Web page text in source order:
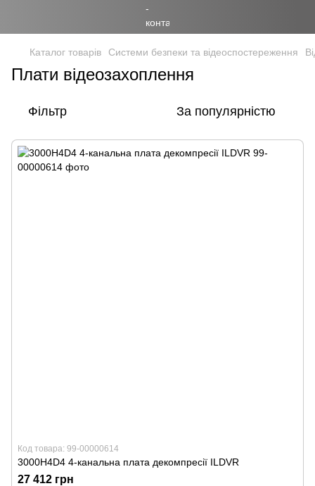
Каталог товарів Системи безпеки та відеоспостереження
Плати відеозахоплення
Фільтр За популярністю
Код товара: 99-00000614
3000H4D4 4-канальна плата декомпресії ILDVR
27 412 грн